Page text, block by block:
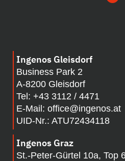
Ingenos Gleisdorf
Business Park 2
A-8200 Gleisdorf
Tel: +43 3112 / 4471
E-Mail: office@ingenos.at
UID-Nr.: ATU72434118
Ingenos Graz
St.-Peter-Gürtel 10a, Top